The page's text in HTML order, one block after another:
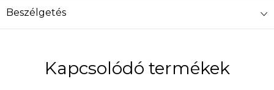
Beszélgetés
Kapcsolódó termékek